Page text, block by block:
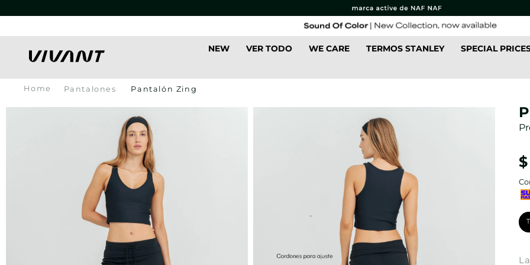
NEW VER TODO WE CARE TERMOS STANLEY SPECIAL
Pantalones Pantalón Zing
$